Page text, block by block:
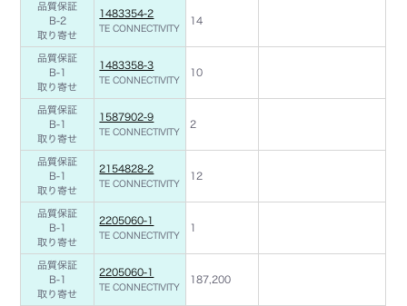
品質保証
B-2
取り寄せ
1483354-2
TE CONNECTIVITY
14
品質保証
B-1
取り寄せ
1483358-3
TE CONNECTIVITY
10
品質保証
B-1
取り寄せ
1587902-9
TE CONNECTIVITY
2
品質保証
B-1
取り寄せ
2154828-2
TE CONNECTIVITY
12
品質保証
B-1
取り寄せ
2205060-1
TE CONNECTIVITY
1
品質保証
B-1
取り寄せ
2205060-1
TE CONNECTIVITY
187,200